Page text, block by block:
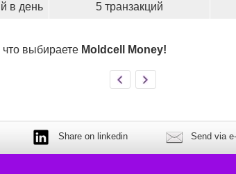
в день 5 транзакций
выбираете Moldcell Money!
Share on linkedin Send via